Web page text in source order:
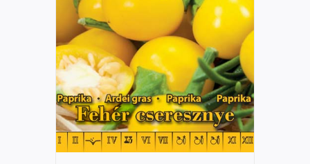
RÉSZLETEK